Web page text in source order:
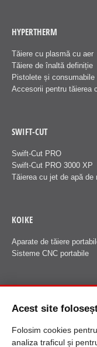
HYPERTHERM
Tăiere cu plasmă cu aer
Tăiere de înaltă definiție
Pistolete și consumabile
Accesorii pentru tăierea
SWIFT-CUT
Swift-Cut PRO
Swift-Cut PRO 3000 XP
Tăierea cu jet de apă
KOIKE
Aparate de tăiere
Sisteme CNC portabile
Acest site
Folosim cookies
analiza traficul și